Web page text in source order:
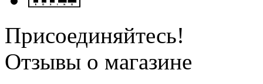
Присоединяйтесь!
Отзывы о магазине